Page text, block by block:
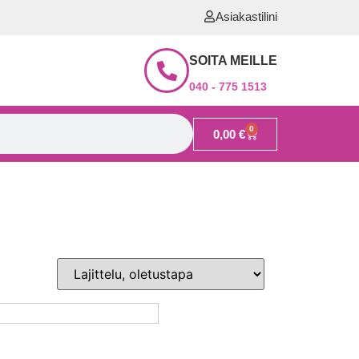
Asiakastilini
SOITA MEILLE
040 - 775 1513
0,00 € 0